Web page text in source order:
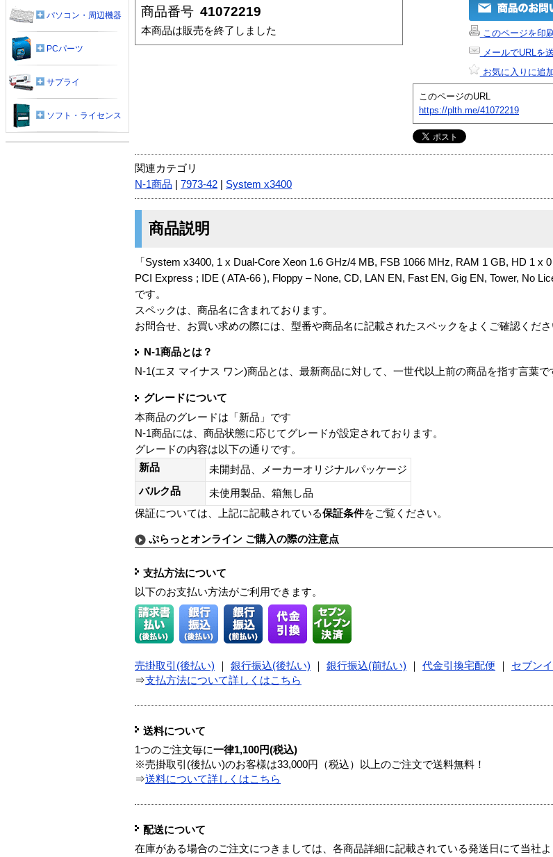
商品番号 41072219
本商品は販売を終了しました
このページを印
メールでURLを
お気に入りに追
このページのURL
https://plth.me/41072219
関連カテゴリ
N-1商品
7973-42 System x3400
商品説明
「System x3400, 1 x Dual-Core Xeon 1.6 GHz/4 MB, FSB 1066 MHz, RAM 1 GB, HD 1 x
PCI Express ; IDE ( ATA-66 ), Floppy – None, CD, LAN EN, Fast EN, Gig EN, Tower, No
です。
スペックは、商品名に含まれております。
お問合せ、お買い求めの際には、型番や商品名に記載されたスペックをよくご確認くださ
N-1商品とは？
N-1(エヌ マイナス ワン)商品とは、最新商品に対して、一世代以上前の商品を指す言葉で
グレードについて
本商品のグレードは「新品」です
N-1商品には、商品状態に応じてグレードが設定されております。
グレードの内容は以下の通りです。
新品
未開封品、メーカーオリジナルパッケージ
バルク品
未使用製品、箱無し品
保証については、上記に記載されている保証条件をご覧ください。
ぷらっとオンライン ご購入の際の注意点
支払方法について
以下のお支払い方法がご利用できます。
売掛取引(後払い) 銀行振込(後払い) 銀行振込(前払い) 代金引換宅配便
セブン
⇒支払方法について詳しくはこちら
送料について
1つのご注文毎に一律1,100円(税込)
※売掛取引(後払い)のお客様は33,000円（税込）以上のご注文で送料無料！
⇒送料について詳しくはこちら
配送について
在庫がある場合のご注文につきましては、各商品詳細に記載されている発送日にて当社よ
パソコン・周辺機器
PCパーツ
サプライ
ソフト・ライセンス